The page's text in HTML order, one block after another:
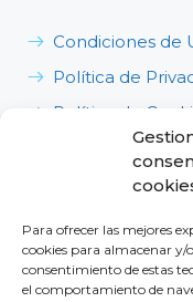
Para ofrecer las mejores
cookies para almacenar y/
consentimiento de estas
el comportamiento de
Condiciones de
Política de
Política de
Política de
Salud en el